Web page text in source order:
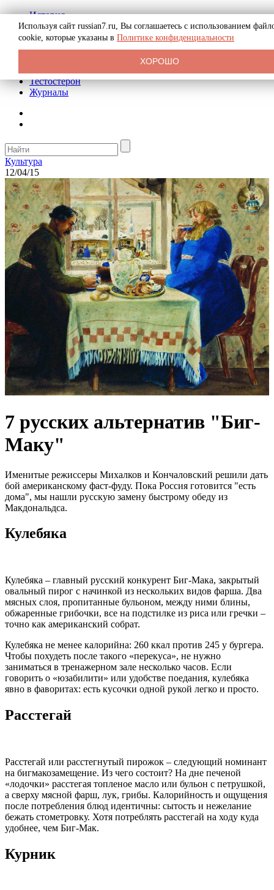
История
Биография
Криминал
Реклама на сайте
Тестостерон
Журналы
Культура
12/04/15
7 русских альтернатив "Биг-
Маку"
Именитые режиссеры Михалков и Кончаловский решили дать
бой американскому фаст-фуду. Пока Россия готовится "есть
дома", мы нашли русскую замену быстрому обеду из
Макдональдса.
Кулебяка
Кулебяка – главный русский конкурент Биг-Мака, закрытый
овальный пирог с начинкой из нескольких видов фарша. Два
мясных слоя, пропитанные бульоном, между ними блины,
обжаренные грибочки, все на подстилке из риса или гречки –
точно как американский собрат.
Кулебяка не менее калорийна: 260 ккал против 245 у бургера.
Чтобы похудеть после такого «перекуса», не нужно
заниматься в тренажерном зале несколько часов. Если
говорить о «юзабилити» или удобстве поедания, кулебяка
явно в фаворитах: есть кусочки одной рукой легко и просто.
Расстегай
Расстегай или расстегнутый пирожок – следующий номинант
на бигмакозамещение. Из чего состоит? На дне печеной
«лодочки» расстегая топленое масло или бульон с петрушкой,
а сверху мясной фарш, лук, грибы. Калорийность и ощущения
после потребления блюд идентичны: сытость и нежелание
бежать стометровку. Хотя потреблять расстегай на ходу куда
удобнее, чем Биг-Мак.
Курник
Используя сайт russian7.ru, Вы соглашаетесь с использованием
cookie, которые указаны в Политике конфиденциальности
ХОРОШО